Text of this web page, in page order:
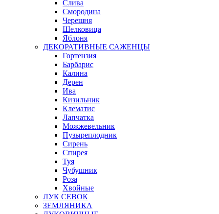
Слива
Смородина
Черешня
Шелковица
Яблоня
ДЕКОРАТИВНЫЕ САЖЕНЦЫ
Гортензия
Барбарис
Калина
Дерен
Ива
Кизильник
Клематис
Лапчатка
Можжевельник
Пузыреплодник
Сирень
Спирея
Туя
Чубушник
Роза
Хвойные
ЛУК СЕВОК
ЗЕМЛЯНИКА